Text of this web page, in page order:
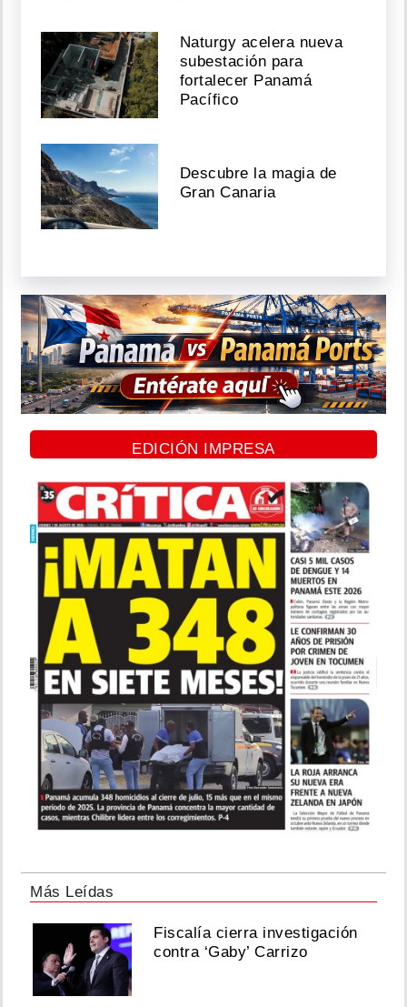
Naturgy acelera nueva
subestación para
fortalecer Panamá
Pacífico
Descubre la magia de
Gran Canaria
EDICIÓN IMPRESA
Más Leídas
Fiscalía cierra investigación
contra ‘Gaby’ Carrizo